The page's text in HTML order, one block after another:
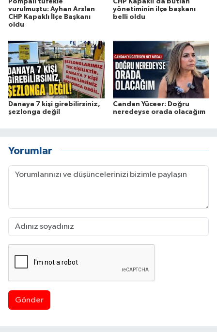
vurulmuştu: Ayhan Arslan
CHP Kapaklı İlçe Başkanı
oldu
yönetiminin ilçe başkanı
belli oldu
Danaya 7 kişi girebilirsiniz,
şezlonga değil
Candan Yüceer: Doğru
neredeyse orada olacağım
Yorumlar
Gönder